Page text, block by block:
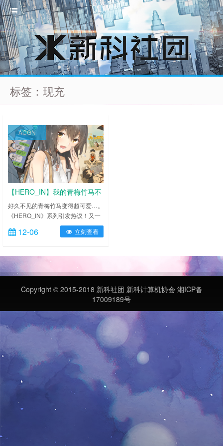
标签：现充
ACGN
【HERO_IN】我的青梅竹马不
可能这么可爱
好久不见的青梅竹马变得超可爱…。
《HERO_IN》系列引发热议！又一
社畜治愈系列（其它：《周一的封
满》《活着，社畜酱》）目前该系列
以漫画化，介于P站不好上加推特各
位不好登录，我把P站原图转载过
来。（都是内联，所以就是原图质
量）只转载允许转载的部分。作者P
站主页，上P站方法1.『誰だお
前!?』小学校の女友だちが大学で再
開。ボーリングじゃなくてボ……
12-06 立刻查看
Copyright © 2015-2018 新科社团 新科计算机协会 湘ICP备
17009189号